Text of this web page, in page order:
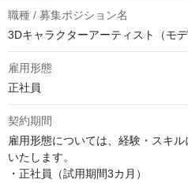
職種 / 募集ポジション名
3Dキャラクターアーティスト（モデ
雇用形態
正社員
契約期間
雇用形態については、経験・スキ
いたします。
・正社員（試用期間3カ月）